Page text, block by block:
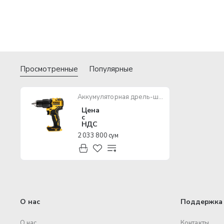
Просмотренные Популярные
Аккумуляторная дрель-шуруповерт DEWALT DCD709N
Цена
с
НДС
2 033 800 сум
О нас Поддержка